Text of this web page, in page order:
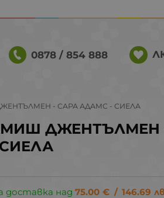
0878 / 854 888
- САРА АДАМС - СИЕЛА
ДЖЕНТЪЛМЕН
доставка над75.00 € / 146.69